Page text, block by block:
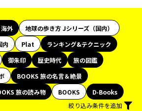
外
地球の歩き方 Jシリーズ（国内）
内 Plat
ランキング&テクニック
御朱印 歴史時代
旅の図鑑
BOOKS 旅の名言＆絶景
旅の読み物 BOOKS
D-Books
絞り込み条件を追加